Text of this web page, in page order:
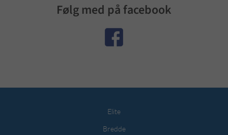
Følg med på facebook
Elite
Bredde